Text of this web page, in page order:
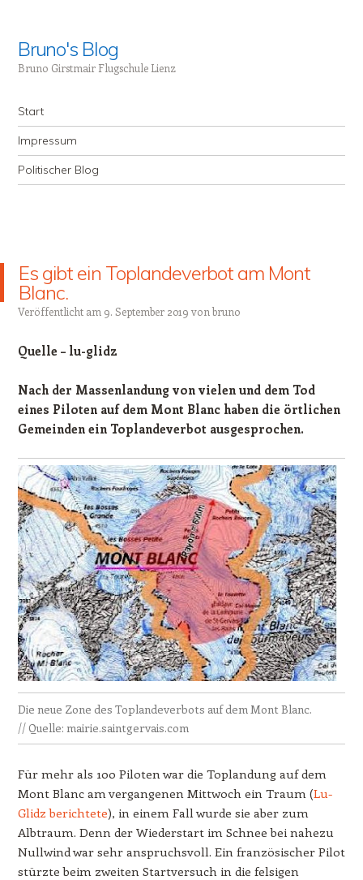
Bruno's Blog
Bruno Girstmair Flugschule Lienz
Menü
Zum Inhalt springen
Start
Impressum
Politischer Blog
Es gibt ein Toplandeverbot am Mont
Blanc.
Veröffentlicht am 9. September 2019 von bruno
Quelle – lu-glidz
Nach der Massenlandung von vielen und dem Tod
eines Piloten auf dem Mont Blanc haben die örtlichen
Gemeinden ein Toplandeverbot ausgesprochen.
Die neue Zone des Toplandeverbots auf dem Mont Blanc.
// Quelle: mairie.saintgervais.com
Für mehr als 100 Piloten war die Toplandung auf dem
Mont Blanc am vergangenen Mittwoch ein Traum (Lu-
Glidz berichtete), in einem Fall wurde sie aber zum
Albtraum. Denn der Wiederstart im Schnee bei nahezu
Nullwind war sehr anspruchsvoll. Ein französischer Pilot
stürzte beim zweiten Startversuch in die felsigen